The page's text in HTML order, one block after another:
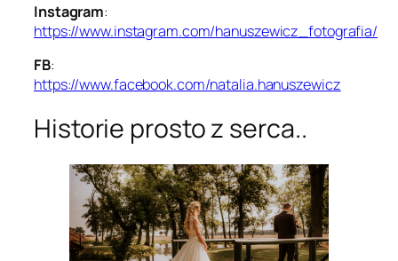
Instagram:
https://www.instagram.com/hanuszewicz_fotografia/
FB:
https://www.facebook.com/natalia.hanuszewicz
Historie prosto z serca..